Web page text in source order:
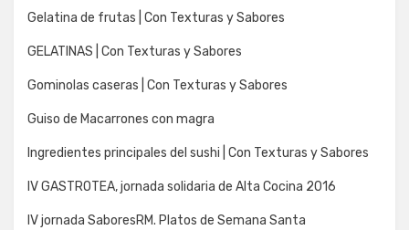
Gelatina de frutas | Con Texturas y Sabores
GELATINAS | Con Texturas y Sabores
Gominolas caseras | Con Texturas y Sabores
Guiso de Macarrones con magra
Ingredientes principales del sushi | Con Texturas y Sabores
IV GASTROTEA, jornada solidaria de Alta Cocina 2016
IV jornada SaboresRM. Platos de Semana Santa